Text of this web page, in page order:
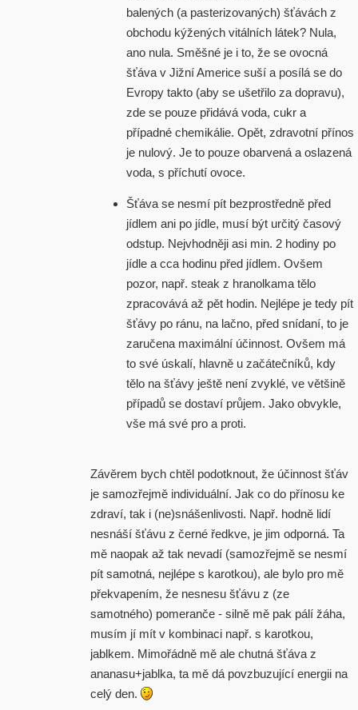
balených (a pasterizovaných) šťávách z
obchodu kýžených vitálních látek? Nula,
ano nula. Směšné je i to, že se ovocná
šťáva v Jižní Americe suší a posílá se do
Evropy takto (aby se ušetřilo za dopravu),
zde se pouze přidává voda, cukr a
případné chemikálie. Opět, zdravotní přínos
je nulový. Je to pouze obarvená a oslazená
voda, s příchutí ovoce.
Šťáva se nesmí pít bezprostředně před
jídlem ani po jídle, musí být určitý časový
odstup. Nejvhodněji asi min. 2 hodiny po
jídle a cca hodinu před jídlem. Ovšem
pozor, např. steak z hranolkama tělo
zpracovává až pět hodin. Nejlépe je tedy pít
šťávy po ránu, na lačno, před snídaní, to je
zaručena maximální účinnost. Ovšem má
to své úskalí, hlavně u začátečníků, kdy
tělo na šťávy ještě není zvyklé, ve většině
případů se dostaví průjem. Jako obvykle,
vše má své pro a proti.
Závěrem bych chtěl podotknout, že účinnost šťáv
je samozřejmě individuální. Jak co do přínosu ke
zdraví, tak i (ne)snášenlivosti. Např. hodně lidí
nesnáší šťávu z černé ředkve, je jim odporná. Ta
mě naopak až tak nevadí (samozřejmě se nesmí
pít samotná, nejlépe s karotkou), ale bylo pro mě
překvapením, že nesnesu šťávu z (ze
samotného) pomeranče - silně mě pak pálí žáha,
musím jí mít v kombinaci např. s karotkou,
jablkem. Mimořádně mě ale chutná šťáva z
ananasu+jablka, ta mě dá povzbuzující energii na
celý den.